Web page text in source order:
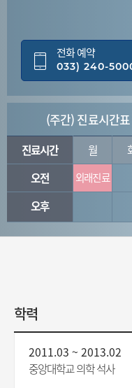
전화 예약
033) 240-
(주간) 진료시간
진료시간 월
오전
외래진료
오후
학력
2011.03 ~ 2013.02
중앙대학교 의학 석사